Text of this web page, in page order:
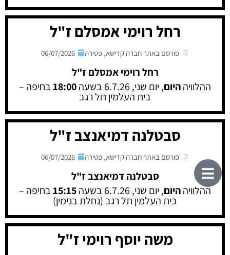
רחל רוימי אמסלם ז"ל
פורסם באתר חברה קדישא, פטירה 06/07/2026
רחל רוימי אמסלם ז"ל
ההלוויההיום, יום שני, 6.7.26 בשעה 18:00בחיפה –
בית העלמין תל רגב
סבטלנה דמיאנצב ז"ל
פורסם באתר חברה קדישא, פטירה 06/07/2026
סבטלנה דמיאנצב ז"ל
ההלוויההיום, יום שני, 6.7.26 בשעה 15:15בחיפה –
בית העלמין תל רגב (נחלת בנימין)
משה יוסף רוימי ז"ל